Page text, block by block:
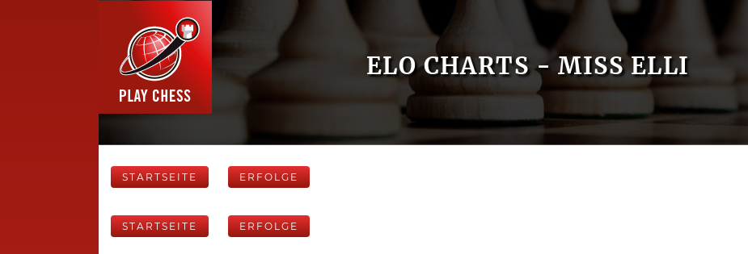
ELO CHARTS - MISS ELLI
STARTSEITE ERFOLGE
STARTSEITE ERFOLGE